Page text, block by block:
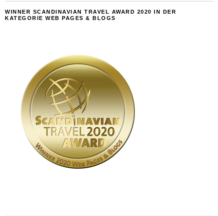
WINNER SCANDINAVIAN TRAVEL AWARD 2020 IN DER
KATEGORIE WEB PAGES & BLOGS